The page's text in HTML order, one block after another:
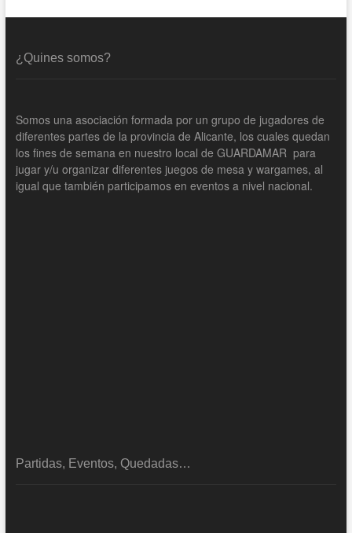
¿Quines somos?
Somos una asociación formada por un grupo de jugadores de
diferentes partes de la provincia de Alicante, los cuales quedan
los fines de semana en nuestro local de GUARDAMAR para
jugar y/u organizar diferentes juegos de mesa y wargames, al
igual que también participamos en eventos a nivel nacional.
Partidas, Eventos, Quedadas…